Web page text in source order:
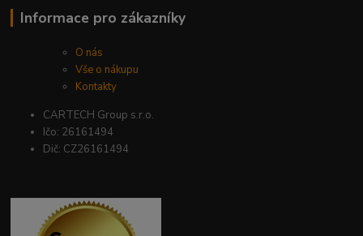
Informace pro zákazníky
O nás
Vše o nákupu
Kontakty
CARTECH Group s.r.o.
Ičo: 26161494
Dič: CZ26161494